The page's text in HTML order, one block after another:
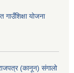
गाउँशिक्षा योजना
(कानून) संगालो